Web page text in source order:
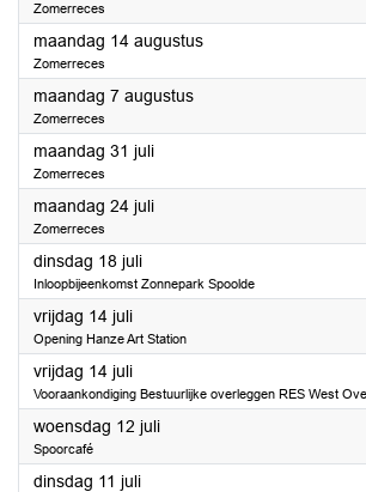
Zomerreces
maandag 14 augustus2023
Zomerreces
maandag 7 augustus2023
Zomerreces
maandag 31 juli2023
Zomerreces
maandag 24 juli2023
Zomerreces
dinsdag 18 juli2023
Inloopbijeenkomst Zonnepark Spoolde
vrijdag 14 juli2023
Opening Hanze Art Station
vrijdag 14 juli2023
Vooraankondiging Bestuurlijke overleggen RES West
woensdag 12 juli2023
Spoorcafé
dinsdag 11 juli2023